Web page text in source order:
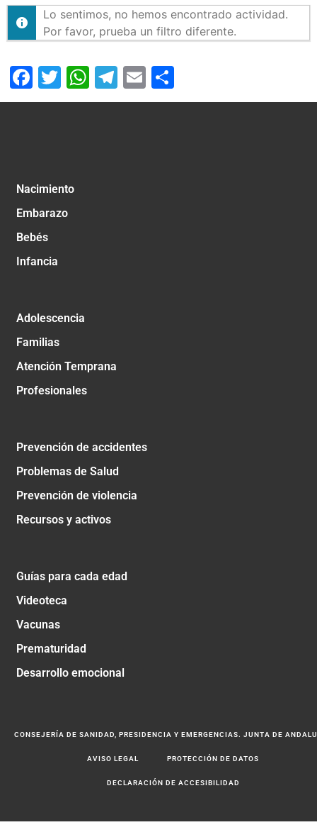
Lo sentimos, no hemos encontrado actividad.
Por favor, prueba un filtro diferente.
Facebook
Twitter
WhatsApp
Telegram
Email
Nacimiento
Embarazo
Bebés
Infancia
Adolescencia
Familias
Atención Temprana
Profesionales
Prevención de accidentes
Problemas de Salud
Prevención de violencia
Recursos y activos
Guías para cada edad
Videoteca
Vacunas
Prematuridad
Desarrollo emocional
CONSEJERÍA DE SANIDAD, PRESIDENCIA Y EMERGENCIAS. JUNTA DE
AVISO LEGAL PROTECCIÓN DE DATOS
DECLARACIÓN DE ACCESIBILIDAD